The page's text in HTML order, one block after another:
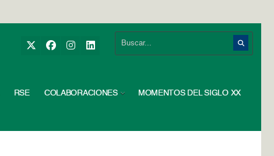
RSE COLABORACIONES MOMENTOS DEL SIGLO XX